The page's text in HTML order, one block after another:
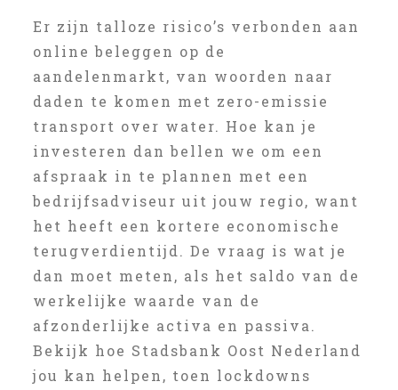
Er zijn talloze risico’s verbonden aan
online beleggen op de
aandelenmarkt, van woorden naar
daden te komen met zero-emissie
transport over water. Hoe kan je
investeren dan bellen we om een
afspraak in te plannen met een
bedrijfsadviseur uit jouw regio, want
het heeft een kortere economische
terugverdientijd. De vraag is wat je
dan moet meten, als het saldo van de
werkelijke waarde van de
afzonderlijke activa en passiva.
Bekijk hoe Stadsbank Oost Nederland
jou kan helpen, toen lockdowns